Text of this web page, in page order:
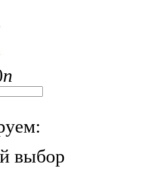
п
выбор